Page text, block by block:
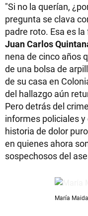
"Si no la querían,
pregunta se clava
padre roto. Esa es
Juan Carlos
nena de cinco años
de una bolsa de
de su casa en
del hallazgo aún
Pero detrás del
informes policiales
historia de dolor
en quienes ahora
sospechosos del
María